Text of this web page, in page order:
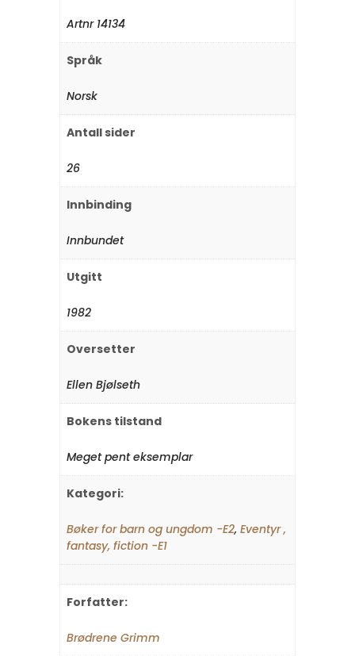
Artnr 14134
Språk
Norsk
Antall sider
26
Innbinding
Innbundet
Utgitt
1982
Oversetter
Ellen Bjølseth
Bokens tilstand
Meget pent eksemplar
Kategori:
Bøker for barn og ungdom -E2, Eventyr ,
fantasy, fiction -E1
Forfatter:
Brødrene Grimm